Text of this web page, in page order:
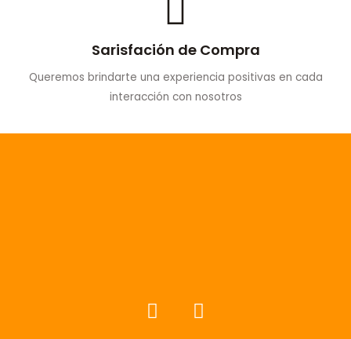
Sarisfación de Compra
Queremos brindarte una experiencia positivas en cada
interacción con nosotros
F
a
I
n